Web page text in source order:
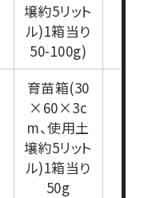
壌約5リット
ル)1箱当り
50-100g)
育苗箱(30
×60×3c
m、使用土
壌約5リット
ル)1箱当り
50g